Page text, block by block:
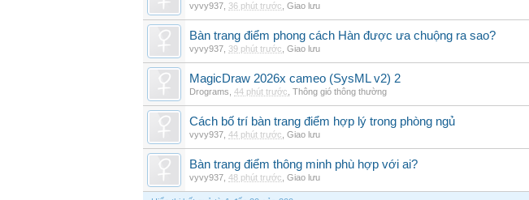
vyvy937 36 phút trước Giao lưu
Bàn trang điểm phong cách Hàn được ưa chuộng ra sao?
vyvy937 39 phút trước Giao lưu
MagicDraw 2026x cameo (SysML v2) 2
Drograms 44 phút trước Thông gió thông thường
Cách bố trí bàn trang điểm hợp lý trong phòng ngủ
vyvy937 44 phút trước Giao lưu
Bàn trang điểm thông minh phù hợp với ai?
vyvy937 48 phút trước Giao lưu